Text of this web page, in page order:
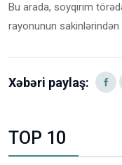
Bu arada, soyqırım
rayonunun
Xəbəri paylaş:
TOP 10